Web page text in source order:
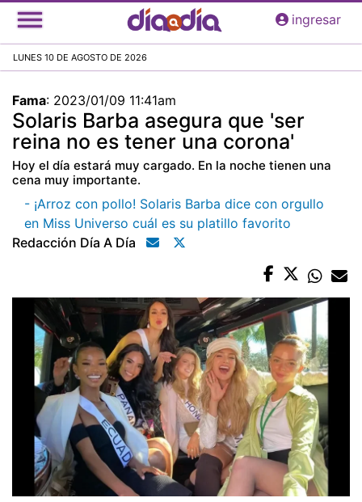
Pasar
al
principal
ingresar
LUNES 10 DE AGOSTO DE 2026
Fama: 2023/01/09 11:41am
Solaris Barba asegura que 'ser
reina no es tener una corona'
Hoy el día estará muy cargado. En la noche tienen una
cena muy importante.
- ¡Arroz con pollo! Solaris Barba dice con orgullo
en Miss Universo cuál es su platillo favorito
Redacción Día A Día